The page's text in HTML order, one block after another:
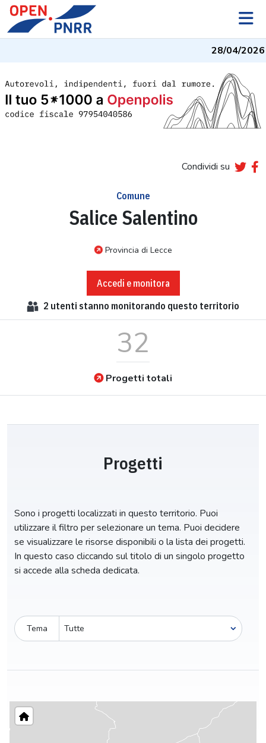
28/04/2026
Condividi su
Comune
Salice Salentino
Provincia di Lecce
Accedi e monitora
2 utenti stanno monitorando questo territorio
32
Progetti totali
Progetti
Sono i progetti localizzati in questo territorio. Puoi
utilizzare il filtro per selezionare un tema. Puoi decidere
se visualizzare le risorse disponibili o la lista dei progetti.
In questo caso cliccando sul titolo di un singolo progetto
si accede alla scheda dedicata.
Tema
Pro-capite